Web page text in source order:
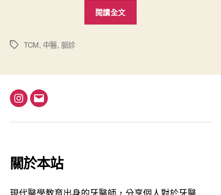
閱讀全文
”
標
TCM, 中醫, 脈診
I
a
g
電
地
址
關於本站